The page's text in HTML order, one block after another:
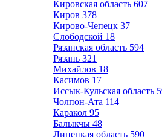
Кировская область 607
Киров 378
Кирово-Чепецк 37
Слободской 18
Рязанская область 594
Рязань 321
Михайлов 18
Касимов 17
Иссык-Кульская область
Чолпон-Ата 114
Каракол 95
Балыкчы 48
Липецкая область 590